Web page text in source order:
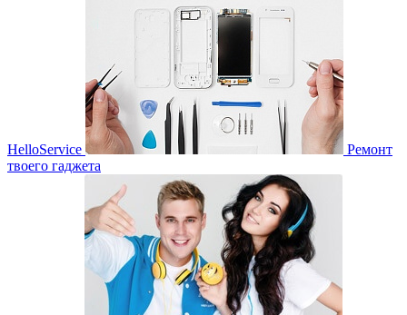
HelloService
Ремонт
твоего гаджета